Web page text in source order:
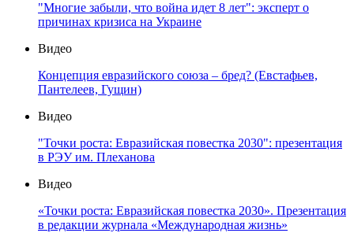
"Многие забыли, что война идет 8 лет": эксперт о
причинах кризиса на Украине
Видео
Концепция евразийского союза – бред? (Евстафьев,
Пантелеев, Гущин)
Видео
"Точки роста: Евразийская повестка 2030": презентация
в РЭУ им. Плеханова
Видео
«Точки роста: Евразийская повестка 2030». Презентация
в редакции журнала «Международная жизнь»